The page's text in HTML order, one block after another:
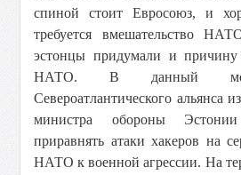
спиной стоит Евросоюз, и
требуется вмешательство
эстонцы придумали и причину
НАТО. В данный
Североатлантического альянса
министра обороны
приравнять атаки хакеров на
НАТО к военной агрессии. На